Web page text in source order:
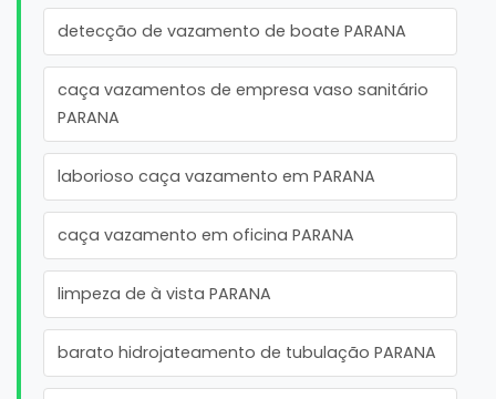
detecção de vazamento de boate PARANA
caça vazamentos de empresa vaso sanitário
PARANA
laborioso caça vazamento em PARANA
caça vazamento em oficina PARANA
limpeza de à vista PARANA
barato hidrojateamento de tubulação PARANA